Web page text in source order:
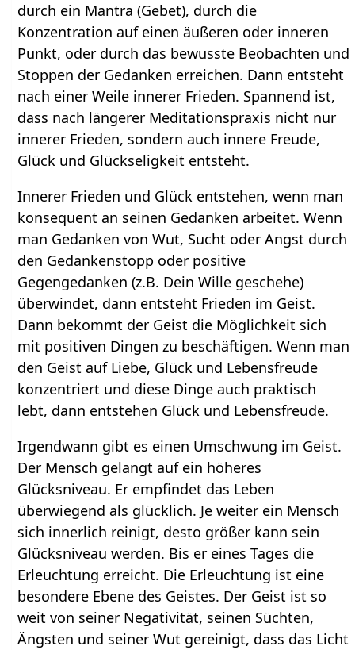
durch ein Mantra (Gebet), durch die
Konzentration auf einen äußeren oder inneren
Punkt, oder durch das bewusste Beobachten und
Stoppen der Gedanken erreichen. Dann entsteht
nach einer Weile innerer Frieden. Spannend ist,
dass nach längerer Meditationspraxis nicht nur
innerer Frieden, sondern auch innere Freude,
Glück und Glückseligkeit entsteht.
Innerer Frieden und Glück entstehen, wenn man
konsequent an seinen Gedanken arbeitet. Wenn
man Gedanken von Wut, Sucht oder Angst durch
den Gedankenstopp oder positive
Gegengedanken (z.B. Dein Wille geschehe)
überwindet, dann entsteht Frieden im Geist.
Dann bekommt der Geist die Möglichkeit sich
mit positiven Dingen zu beschäftigen. Wenn man
den Geist auf Liebe, Glück und Lebensfreude
konzentriert und diese Dinge auch praktisch
lebt, dann entstehen Glück und Lebensfreude.
Irgendwann gibt es einen Umschwung im Geist.
Der Mensch gelangt auf ein höheres
Glücksniveau. Er empfindet das Leben
überwiegend als glücklich. Je weiter ein Mensch
sich innerlich reinigt, desto größer kann sein
Glücksniveau werden. Bis er eines Tages die
Erleuchtung erreicht. Die Erleuchtung ist eine
besondere Ebene des Geistes. Der Geist ist so
weit von seiner Negativität, seinen Süchten,
Ängsten und seiner Wut gereinigt, dass das Licht